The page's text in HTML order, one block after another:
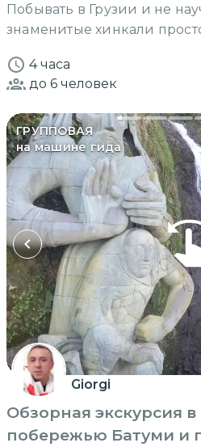
Побывать в Грузии и не
знаменитые хинкали
4 часа
до 6 человек
ГРУППОВАЯ
на машине гида
Giorgi
Обзорная экскурсия
побережью Батуми и